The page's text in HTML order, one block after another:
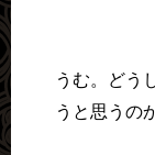
うむ。どう
うと思うの